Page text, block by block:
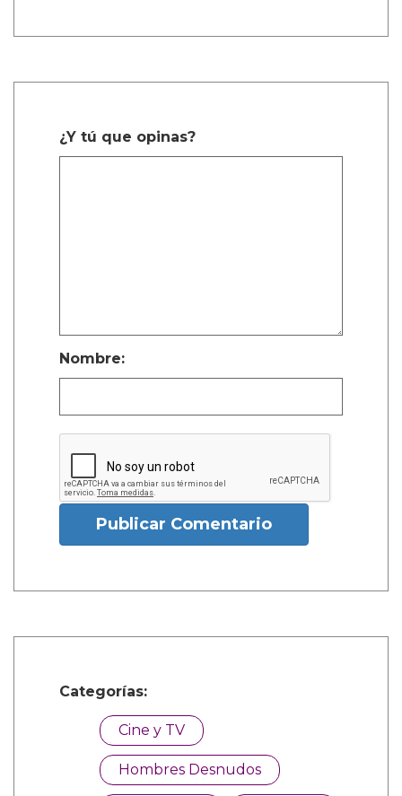
¿Y tú que opinas?
Nombre:
Publicar Comentario
Categorías:
Cine y TV
Hombres Desnudos